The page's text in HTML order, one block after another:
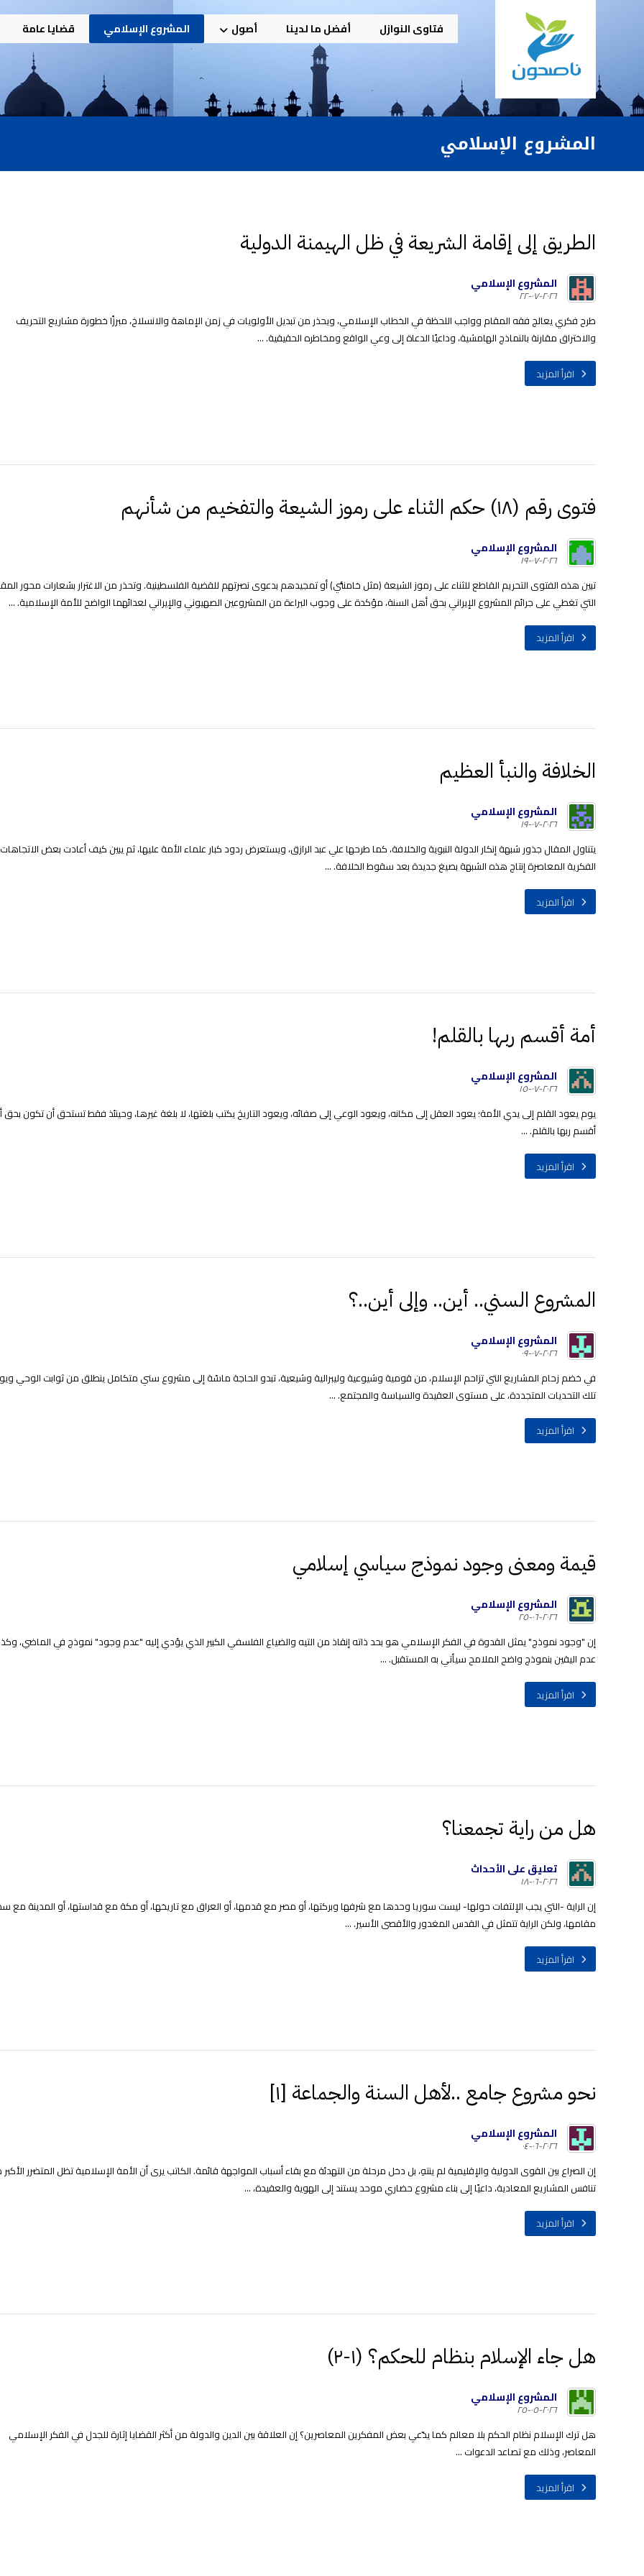
فتاوى النوازل أفضل ما لدينا أصول المشروع الإسلامي قضايا عامة
المشروع الإسلامي
الطريق إلى إقامة الشريعة في ظل الهيمنة الدولية
المشروع الإسلامي
٢٠٢٦-٠٧-٢٢
طرح فكري يعالج فقه المقام وواجب اللحظة في الخطاب الإسلامي، ويحذر من تبديل الأولويات في زمن الإماهة والانسلاخ، مبرزًا خطورة مشاريع التحريف
والاختراق مقارنة بالنماذج الهامشية، وداعيًا الدعاة إلى وعي الواقع ومخاطره الحقيقية. ...
اقرأ المزيد
فتوى رقم (١٨) حكم الثناء على رموز الشيعة والتفخيم من شأنهم
المشروع الإسلامي
٢٠٢٦-٠٧-١٩
تبين هذه الفتوى التحريم القاطع للثناء على رموز الشيعة (مثل خامنئي) أو تمجيدهم بدعوى نصرتهم للقضية الفلسطينية. وتحذر من الاغترار بشعارات محور
التي تغطي على جرائم المشروع الإيراني بحق أهل السنة، مؤكدة على وجوب البراءة من المشروعين الصهيوني والإيراني لعدائهما الواضح للأمة الإسلامية. ...
اقرأ المزيد
‏الخلافة ‏والنبأ العظيم
المشروع الإسلامي
٢٠٢٦-٠٧-١٩
يتناول المقال جذور شبهة إنكار الدولة النبوية والخلافة، كما طرحها علي عبد الرازق، ويستعرض ردود كبار علماء الأمة عليها، ثم يبين كيف أعادت بعض الاتجاهات
الفكرية المعاصرة إنتاج هذه الشبهة بصيغ جديدة بعد سقوط الخلافة. ...
اقرأ المزيد
أمة أقسم ربها بالقلم!
المشروع الإسلامي
٢٠٢٦-٠٧-١٥
يوم يعود القلم إلى يدي الأمة؛ يعود العقل إلى مكانه، ويعود الوعي إلى صفائه، ويعود التاريخ يكتب بلغتها، لا بلغة غيرها، وحينئذ فقط تستحق أن تكون بحق
أقسم ربها بالقلم. ...
اقرأ المزيد
المشروع السني.. أين.. وإلى أين..؟
المشروع الإسلامي
٢٠٢٦-٠٧-٠٩
في خضم زحام المشاريع التي تزاحم الإسلام، من قومية وشيوعية وليبرالية وشيعية، تبدو الحاجة ماسّة إلى مشروع سني متكامل ينطلق من ثوابت الوحي
تلك التحديات المتجددة، على مستوى العقيدة والسياسة والمجتمع. ...
اقرأ المزيد
قيمة ومعنى وجود نموذج سياسي إسلامي
المشروع الإسلامي
٢٠٢٦-٠٦-٢٥
إن "وجود نموذج" يمثل القدوة في الفكر الإسلامي هو بحد ذاته إنقاذ من التيه والضياع الفلسفي الكبير الذي يؤدي إليه "عدم وجود" نموذج في الماضي،
عدم اليقين بنموذج واضح الملامح سيأتي به المستقبل. ...
اقرأ المزيد
هل من راية تجمعنا؟
تعليق على الأحداث
٢٠٢٦-٠٦-١٨
إن الراية -التي يجب الإلتفات حولها- ليست سوريا وحدها مع شرفها وبركتها، أو مصر مع قدمها، أو العراق مع تاريخها، أو مكة مع قداستها، أو المدينة مع
مقامها، ولكن الراية تتمثل في القدس المغدور والأقصى الأسير. ...
اقرأ المزيد
نحو مشروع جامع ..لأهل السنة والجماعة [١]
المشروع الإسلامي
٢٠٢٦-٠٦-٠٤
إن الصراع بين القوى الدولية والإقليمية لم ينتهِ، بل دخل مرحلة من التهدئة مع بقاء أسباب المواجهة قائمة. الكاتب يرى أن الأمة الإسلامية تظل المتضرر
تنافس المشاريع المعادية، داعيًا إلى بناء مشروع حضاري موحد يستند إلى الهوية والعقيدة، ...
اقرأ المزيد
هل جاء الإسلام بنظام للحكم؟ (١-٢)
المشروع الإسلامي
٢٠٢٦-٠٥-٢٥
هل ترك الإسلام نظام الحكم بلا معالم كما يدّعي بعض المفكرين المعاصرين؟ إن العلاقة بين الدين والدولة من أكثر القضايا إثارة للجدل في الفكر الإسلامي
المعاصر، وذلك مع تصاعد الدعوات ...
اقرأ المزيد